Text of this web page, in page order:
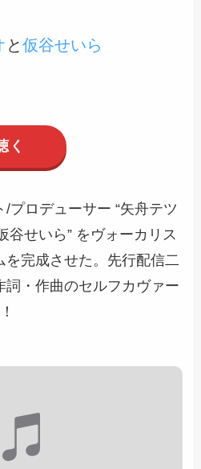
と仮谷せいら
く
プロデューサー “矢舟テツ
谷せいら” をヴォーカリス
を完成させた。先行配信二
詞・作曲のセルフカヴァー